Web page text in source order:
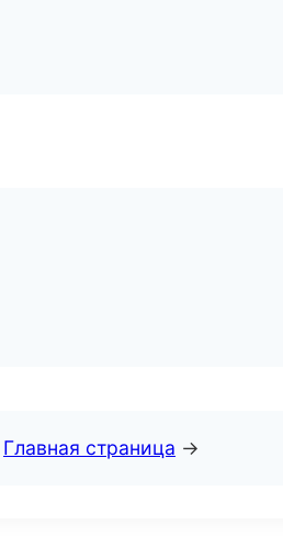
Главная страница →